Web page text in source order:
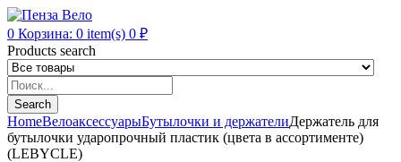
0 Корзина: 0 item(s) 0 ₽
Products search
Search
HomeВелоаксессуарыБутылочки и держателиДержатель для
бутылочки ударопрочный пластик (цвета в ассортименте)
(LEBYCLE)